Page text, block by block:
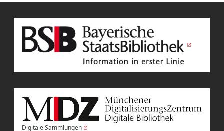
Digitale Sammlungen